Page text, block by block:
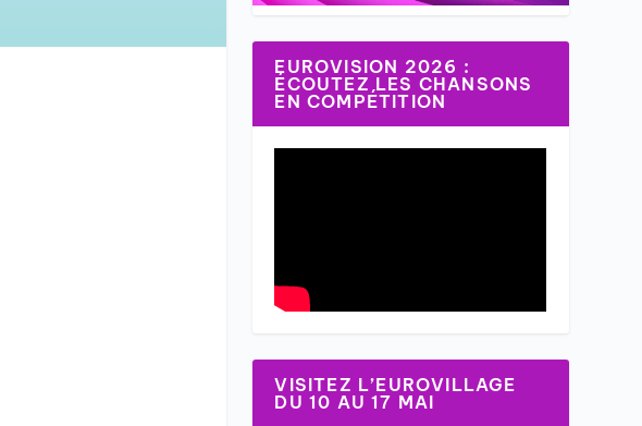
EUROVISION 2026 :
ÉCOUTEZ LES CHANSONS
EN COMPÉTITION
VISITEZ L’EUROVILLAGE
DU 10 AU 17 MAI